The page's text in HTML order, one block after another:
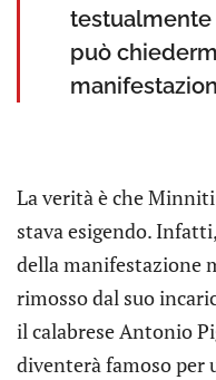
testualmente
può
La verità è che
stava esigendo.
della manifestazione
rimosso dal suo
il calabrese Antonio
diventerà famoso per